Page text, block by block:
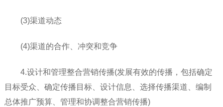
(3)渠道动态
(4)渠道的合作、冲突和竞争
4.设计和管理整合营销传播(发展有效的传播，包括确定
目标受众、确定传播目标、设计信息、选择传播渠道、编制
总体推广预算、管理和协调整合营销传播)